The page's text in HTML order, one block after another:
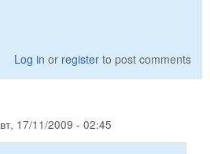
Log in or register to post comments
вт, 17/11/2009 - 02:45